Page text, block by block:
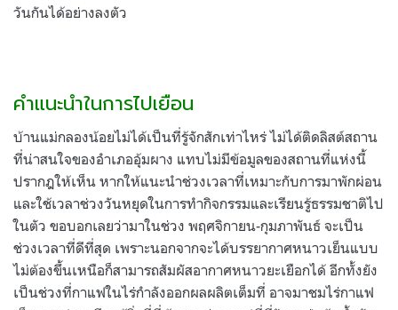
วันกันได้อย่างลงตัว
คำแนะนำในการไปเยือน
บ้านแม่กลองน้อยไม่ได้เป็นที่รู้จักสักเท่าไหร่ ไม่ได้ติดลิสต์สถาน
ที่น่าสนใจของอำเภออุ้มผาง แทบไม่มีข้อมูลของสถานที่แห่งนี้
ปรากฎให้เห็น หากให้แนะนำช่วงเวลาที่เหมาะกับการมาพักผ่อน
และใช้เวลาช่วงวันหยุดในการทำกิจกรรมและเรียนรู้ธรรมชาติไป
ในตัว ขอบอกเลยว่ามาในช่วง พฤศจิกายน-กุมภาพันธ์ จะเป็น
ช่วงเวลาที่ดีที่สุด เพราะนอกจากจะได้บรรยากาศหนาวเย็นแบบ
ไม่ต้องขึ้นเหนือก็สามารถสัมผัสอากาศหนาวยะเยือกได้ อีกทั้งยัง
เป็นช่วงที่กาแฟในไร่กำลังออกผลผลิตเต็มที่ อาจมาชมไร่กาแฟ